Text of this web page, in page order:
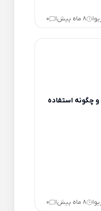
| 8 ماه پیش |
0
چگونه استفاده
| 8 ماه پیش |
0